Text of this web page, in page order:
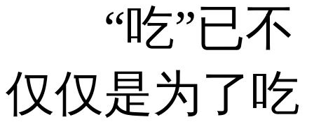
“吃”已不
仅仅是为了吃